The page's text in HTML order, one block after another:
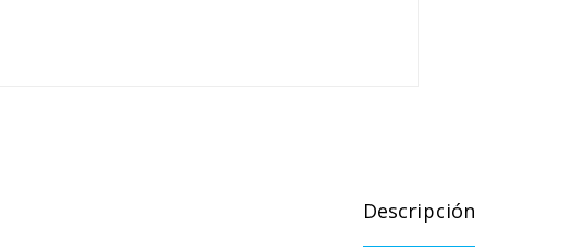
Descripción